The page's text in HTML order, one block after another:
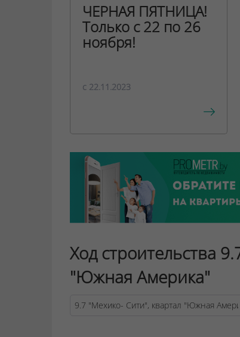
ЧЕРНАЯ ПЯТНИЦА!
Только с 22 по 26
ноября!
c 22.11.2023
Ход строительства
"Южная Америка"